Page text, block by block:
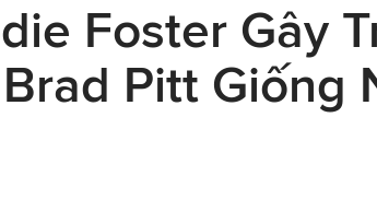
Foster Gây
Brad Pitt Giống